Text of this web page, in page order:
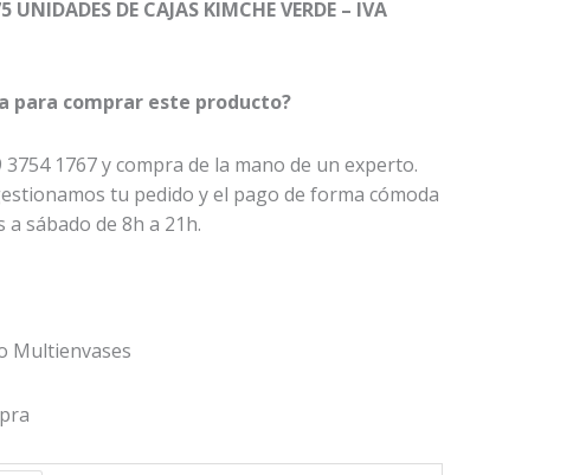
DE CAJAS KIMCHE VERDE – IVA
para comprar este producto?
3754 1767 y compra de la mano de un experto.
tu pedido y el pago de forma cómoda
a sábado de 8h a 21h.